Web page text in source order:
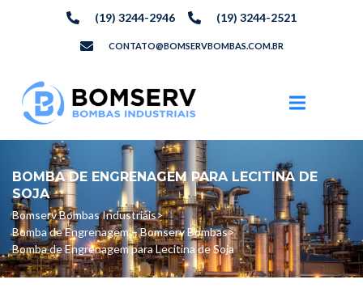
(19) 3244-2946 (19) 3244-2521
CONTATO@BOMSERVBOMBAS.COM.BR
BOMBA DE ENGRENAGEM PARA LECITINA DE
SOJA
Bomserv Bombas Industriais>
Bomba de Engrenagem – Bomserv Bombas>
Bomba de Engrenagem para Lecitina de Soja